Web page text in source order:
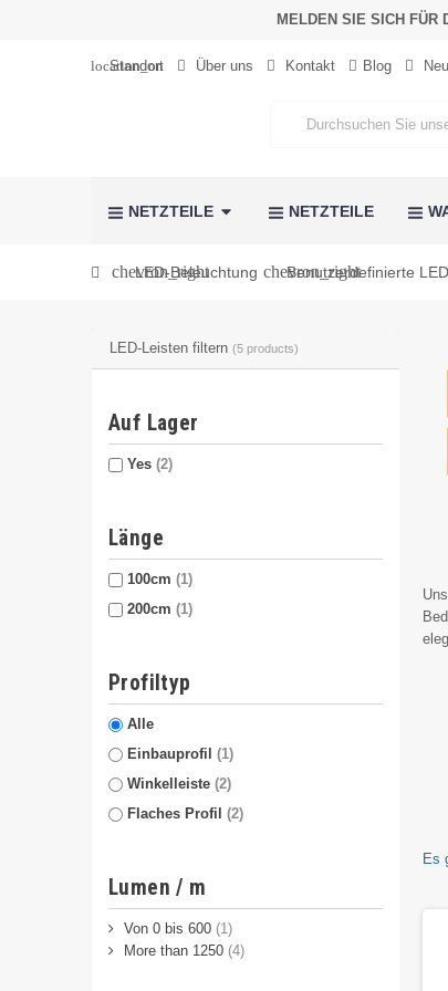
MELDEN SIE SICH FÜR
location_on
Standort Über uns Kontakt Blog
NETZTEILE NETZTEILE
chevron_right
LED-Beleuchtung chevron_right
Benutzerdefinierte
LED-Leisten filtern (5 products)
Auf Lager
Yes (2)
Länge
100cm (1)
200cm (1)
Profiltyp
Alle
Einbauprofil (1)
Winkelleiste (2)
Flaches Profil (2)
Lumen / m
Von 0 bis 600 (1)
More than 1250 (4)
Es